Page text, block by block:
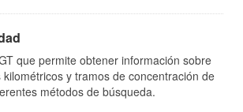
que permite obtener información sobre
y tramos de concentración de
métodos de búsqueda.